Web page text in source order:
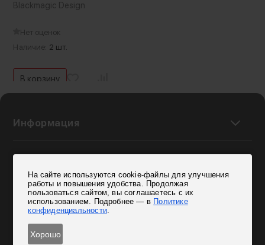
Blackmagic Design
Нет оценок
Наличие: 2 шт.
В корзину
Информация
Контакты
Режим работы
Чат с оператором
На сайте используются cookie-файлы для улучшения
работы и повышения удобства. Продолжая
пользоваться сайтом, вы соглашаетесь с их
использованием. Подробнее — в Политике
конфиденциальности.
Хорошо